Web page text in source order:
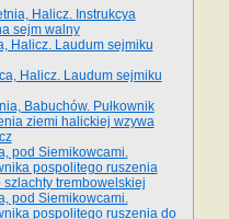
Halicz. Instrukcya
sejm walny
Halicz. Laudum sejmiku
Halicz. Laudum sejmiku
Babuchów. Pułkownik
ziemi halickiej wzywa
pod Siemikowcami.
pospolitego ruszenia
trembowelskiej
pod Siemikowcami.
pospolitego ruszenia do